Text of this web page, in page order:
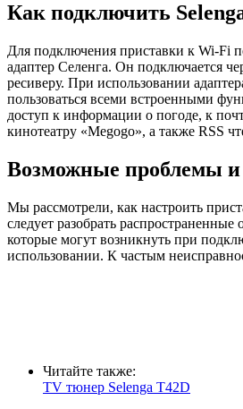
Как подключить
Для подключения приставки к Wi-Fi
адаптер Селенга. Он подключается
ресиверу. При использовании
пользоваться всеми встроенными
доступ к информации о погоде, к
кинотеатру «Megogo», а также RSS
Возможные проблемы
Мы рассмотрели, как настроить
следует разобрать
которые могут возникнуть при
использовании. К частым
Читайте также:
TV тюнер Selenga T42D